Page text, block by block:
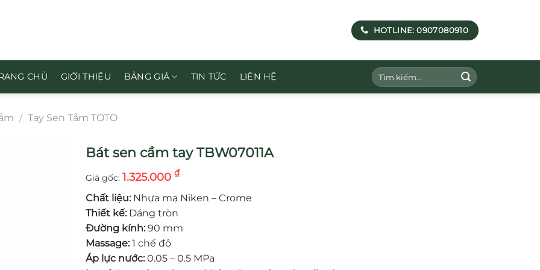
HOTLINE: 0907080910
CHỦ GIỚI THIỆU BẢNG GIÁ TIN TỨC LIÊN HỆ
Tìm
kiếm:
/ Tay Sen Tắm TOTO
Bát sen cầm tay TBW07011A
1.325.000 ₫
Chất liệu:Nhựa mạ Niken – Crome
Thiết kế:Dáng tròn
Đường kính:90 mm
Massage:1 chế độ
Áp lực nước:0.05 – 0.5 MPa